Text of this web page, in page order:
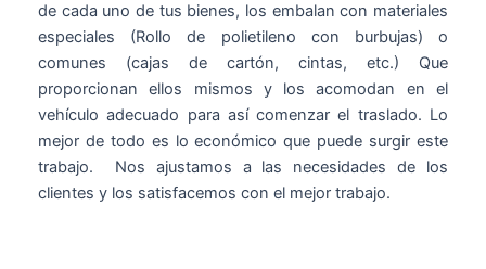
de cada uno de tus bienes, los embalan con materiales
especiales (Rollo de polietileno con burbujas) o
comunes (cajas de cartón, cintas, etc.) Que
proporcionan ellos mismos y los acomodan en el
vehículo adecuado para así comenzar el traslado. Lo
mejor de todo es lo económico que puede surgir este
trabajo. Nos ajustamos a las necesidades de los
clientes y los satisfacemos con el mejor trabajo.